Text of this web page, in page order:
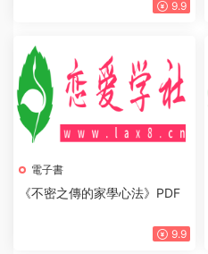
電子書
《兩性關系背後的真相》PDF